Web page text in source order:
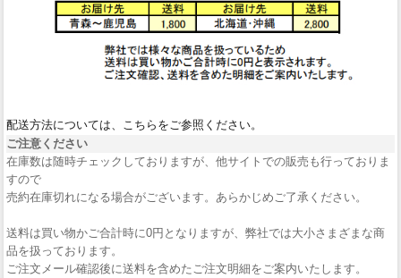
配送方法については、こちらをご参照ください。
ご注意ください
在庫数は随時チェックしておりますが、他サイトでの販売も行っておりま
すので
売約在庫切れになる場合がございます。あらかじめご了承ください。
送料は買い物かご合計時に0円となりますが、弊社では大小さまざまな商
品を扱っております。
ご注文メール確認後に送料を含めたご注文明細をご案内いたします。